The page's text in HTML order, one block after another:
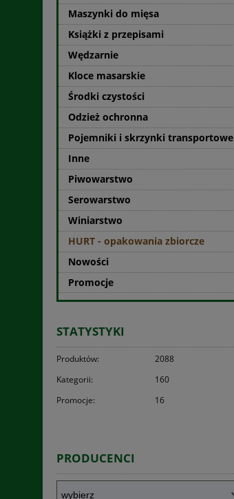
Maszynki do mięsa
Książki z przepisami
Wędzarnie
Kloce masarskie
Środki czystości
Odzież ochronna
Pojemniki i skrzynki transportowe
Inne
Piwowarstwo
Serowarstwo
Winiarstwo
HURT - opakowania zbiorcze
Nowości
Promocje
STATYSTYKI
Produktów:
2088
Kategorii:
160
Promocje:
16
PRODUCENCI